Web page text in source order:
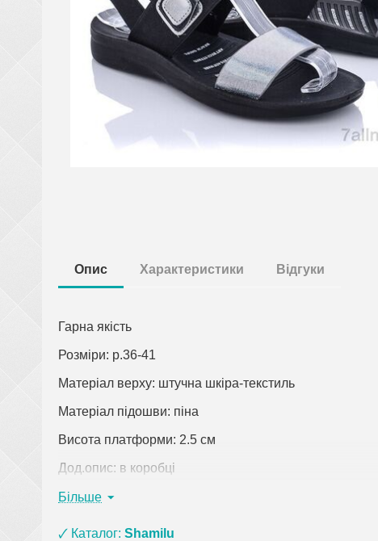
Опис Характеристики Відгуки
Гарна якість
Розміри: р.36-41
Матеріал верху: штучна шкіра-текстиль
Матеріал підошви: піна
Висота платформи: 2.5 см
Дод.опис: в коробці
Колір: графіт
Більше
🗸 Каталог:Shamilu